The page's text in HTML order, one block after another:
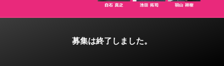
募集は終了しました。